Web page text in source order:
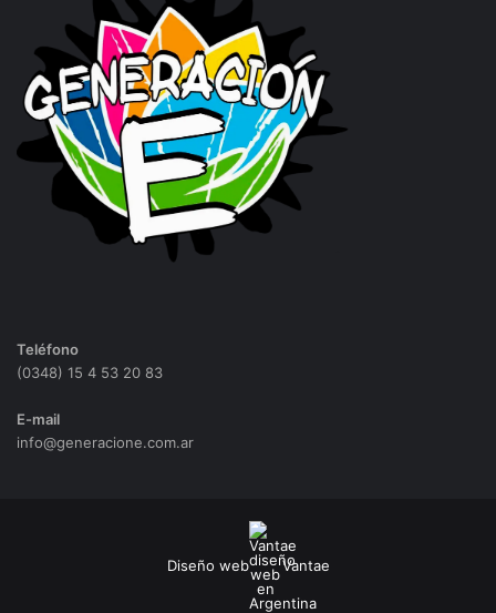
Teléfono
(0348) 15 4 53 20 83
E-mail
info@generacione.com.ar
Diseño web Vantae